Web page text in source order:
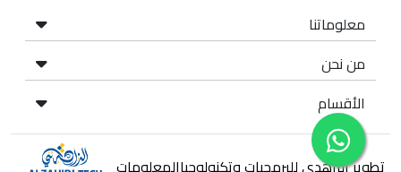
معلوماتنا
من نحن
الأقسام
تطوير الزاهدي للبرمجيات وتكنولوجياالمعلومات